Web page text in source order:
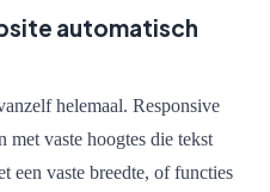
automatisch
helemaal. Responsive
met vaste hoogtes die tekst
een vaste breedte, of functies